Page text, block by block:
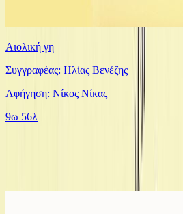
Αιολική γη
Συγγραφέας: Ηλίας Βενέζης
Αφήγηση: Νίκος Νίκας
9ω 56λ